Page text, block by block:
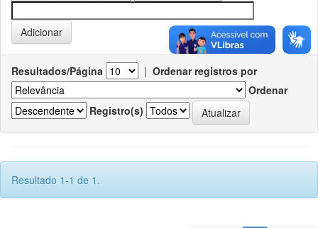
Resultados/Página | Ordenar registros por
Ordenar
Registro(s)
Resultado 1-1 de 1.